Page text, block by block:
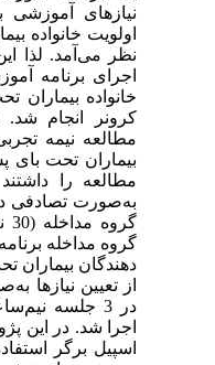
نیازهای
اولویت خانواده
نظر می‌آمد. لذا
اجرای برنامه
خانواده
کرونر انجام
بیماران تحت
مطالعه را
گروه مداخله
دهندگان
از تعیین نیازها
در 3 جلسه
اجرا شد. در این
اسپیل برگر